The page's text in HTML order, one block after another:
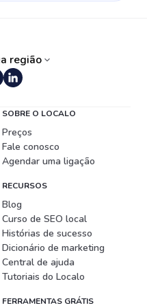
região
SOBRE O LOCALO
Preços
Fale conosco
Agendar uma ligação
RECURSOS
Blog
Curso de SEO local
Histórias de sucesso
Dicionário de marketing
Central de ajuda
Tutoriais do Localo
FERRAMENTAS GRÁTIS